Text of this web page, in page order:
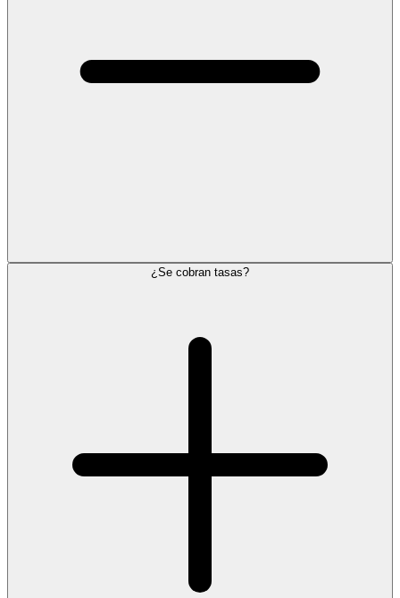
¿Se cobran tasas?